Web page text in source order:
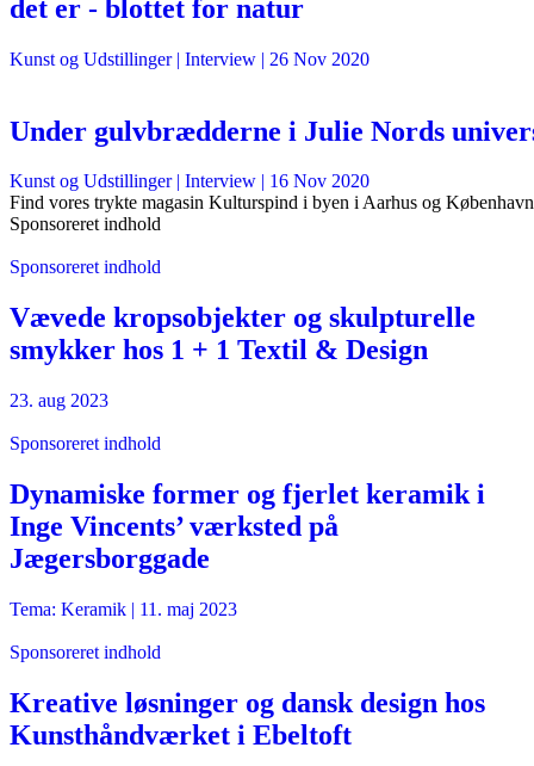
det er - blottet for natur
Kunst og Udstillinger| Interview | 26 Nov 2020
Under gulvbrædderne i Julie Nords
Kunst og Udstillinger| Interview | 16 Nov 2020
Find vores trykte magasin Kulturspind i byen i Aarhus og København
Sponsoreret indhold
Sponsoreret indhold
Vævede kropsobjekter og skulpturelle
smykker hos 1 + 1 Textil & Design
23. aug 2023
Sponsoreret indhold
Dynamiske former og fjerlet keramik i
Inge Vincents’ værksted på
Jægersborggade
Tema: Keramik | 11. maj 2023
Sponsoreret indhold
Kreative løsninger og dansk design hos
Kunsthåndværket i Ebeltoft